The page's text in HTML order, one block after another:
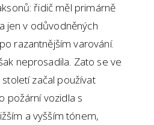
řidič měl primárně
jen v odůvodněných
razantnějším varování.
neprosadila. Zato se ve
začal používat
požární vozidla s
a vyšším tónem,